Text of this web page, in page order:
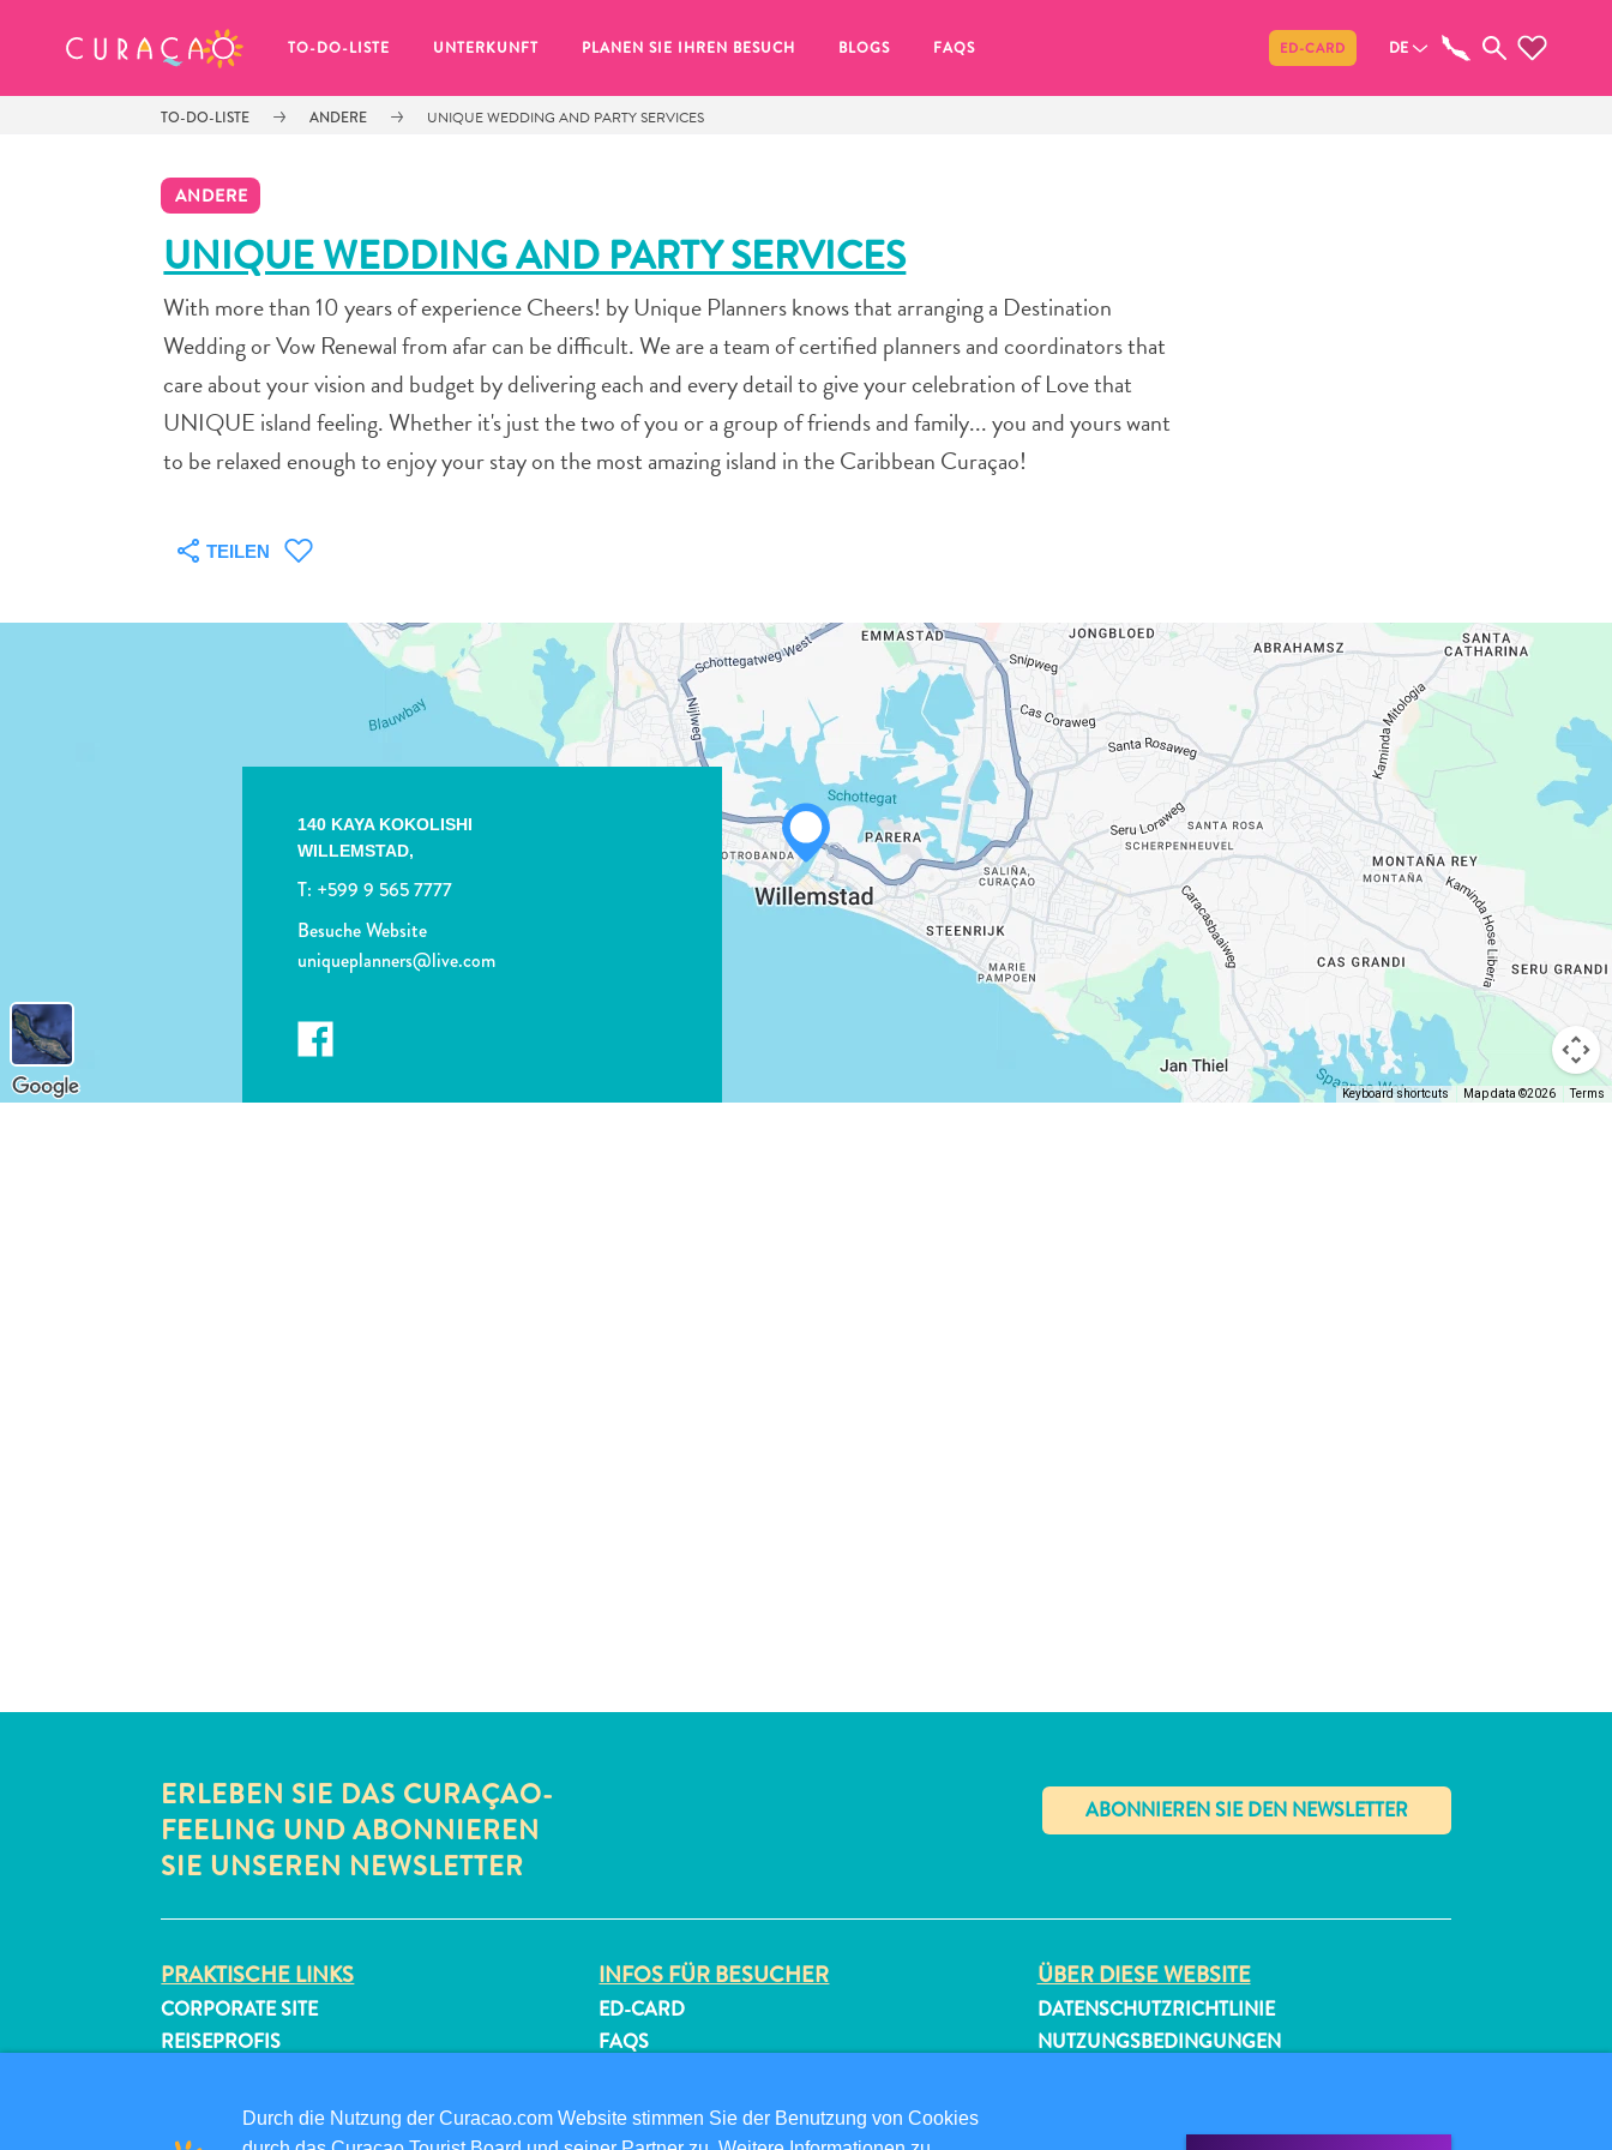
TO-DO-LISTE UNTERKUNFT PLANEN SIE IHREN BESUCH BLOGS FAQS ED-CARD DE
TO-DO-LISTE ANDERE UNIQUE WEDDING AND PARTY SERVICES
ANDERE
UNIQUE WEDDING AND PARTY SERVICES
With more than 10 years of experience Cheers! by Unique Planners knows that arranging a Destination
Wedding or Vow Renewal from afar can be difficult. We are a team of certified planners and coordinators that
care about your vision and budget by delivering each and every detail to give your celebration of Love that
UNIQUE island feeling. Whether it's just the two of you or a group of friends and family... you and yours want
to be relaxed enough to enjoy your stay on the most amazing island in the Caribbean Curaçao!
TEILEN
140 KAYA KOKOLISHI
WILLEMSTAD,
T: +599 9 565 7777
Besuche Website
uniqueplanners@live.com
Keyboard shortcuts Map data ©2026 Terms
ERLEBEN SIE DAS CURAÇAO-
FEELING UND ABONNIEREN
SIE UNSEREN NEWSLETTER
✕
PRAKTISCHE LINKS
CORPORATE SITE
REISEPROFIS
IHR EVENT EINREICHEN
INFOS FÜR BESUCHER
ED-CARD
FAQS
EVENTS
ONLINE-BROSCHÜRE
ÜBER DIESE WEBSITE
DATENSCHUTZRICHTLINIE
NUTZUNGSBEDINGUNGEN
Durch die Nutzung der Curacao.com Website stimmen Sie der Benutzung von Cookies
MEINE FAVORITEN Teilen
Es schaut so aus, als ob Sie noch
gespeichert haben.